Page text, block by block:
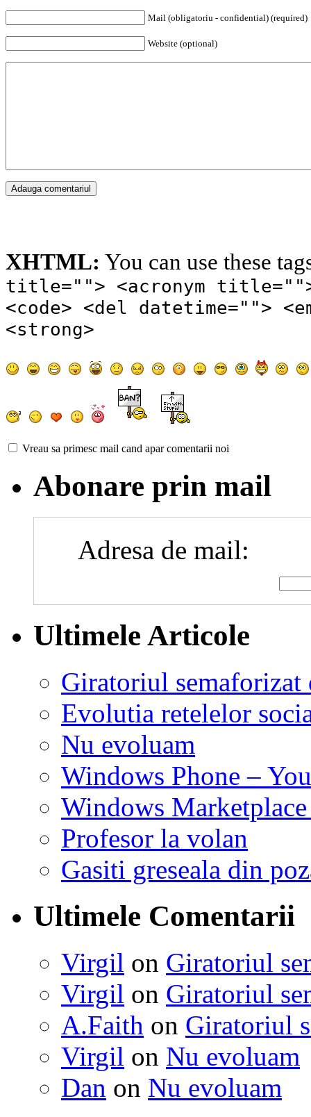
Mail (obligatoriu - confidential) (required)
Website (optional)
XHTML: You can use these
title=""> <acronym
<code> <del datetime="">
<strong>
Vreau sa primesc mail cand apar comentarii noi
Abonare prin mail
Adresa de mail:
Ultimele Articole
Giratoriul semaforizat
Evolutia retelelor
Nu evoluam
Windows Phone –
Windows
Profesor la volan
Gasiti greseala din
Ultimele Comentarii
Virgil on Giratoriul
Virgil on Giratoriul
A.Faith on Giratoriul
Virgil on Nu evoluam
Dan on Nu evoluam